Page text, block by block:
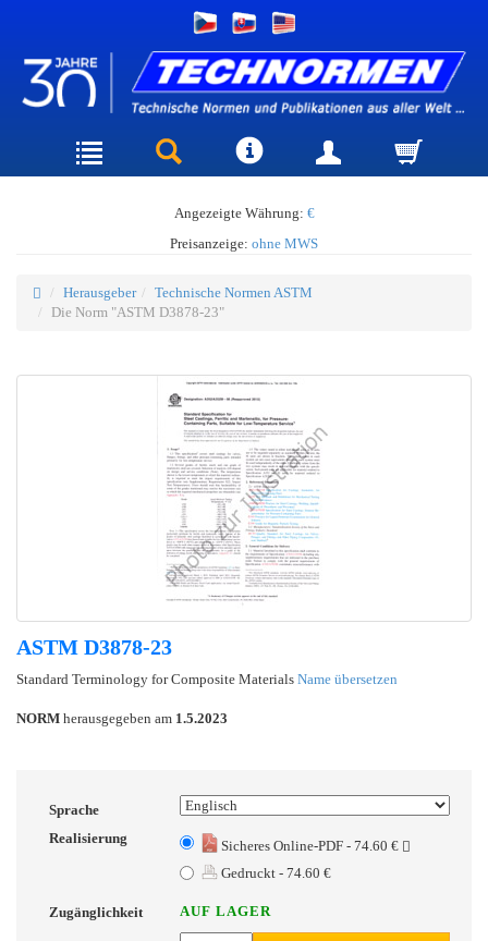
Angezeigte Währung: €
Preisanzeige: ohne MWS
Herausgeber
Technische Normen ASTM
Die Norm "ASTM D3878-23"
ASTM D3878-23
Standard Terminology for Composite Materials Name übersetzen
NORM herausgegeben am 1.5.2023
Sprache
Realisierung
Sicheres Online-PDF - 74.60 €
Gedruckt - 74.60 €
Zugänglichkeit AUF LAGER